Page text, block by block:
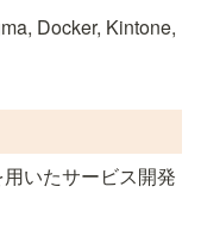
Docker, Kintone,
いたサービス開発